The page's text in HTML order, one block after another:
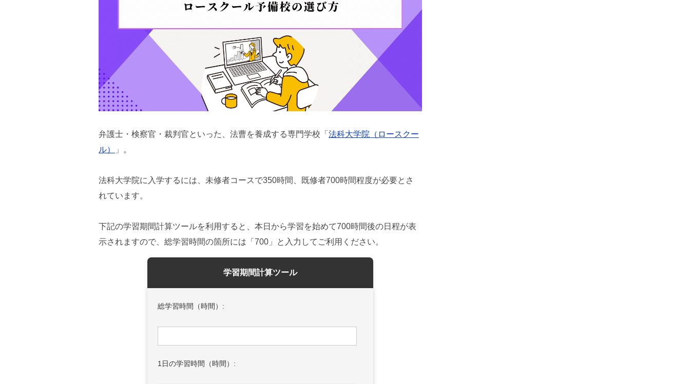
弁護士・検察官・裁判官といった、法曹を養成する専門学校「 法科大学院（ロースクー
ル）
」。
法科大学院に入学するには、未修者コースで350時間、既修者700時間程度が必要とさ
れています。
下記の学習期間計算ツールを利用すると、本日から学習を始めて700時間後の日程が表
示されますので、総学習時間の箇所には「700」と入力してご利用ください。
学習期間計算ツール
総学習時間（時間）:
1日の学習時間（時間）: